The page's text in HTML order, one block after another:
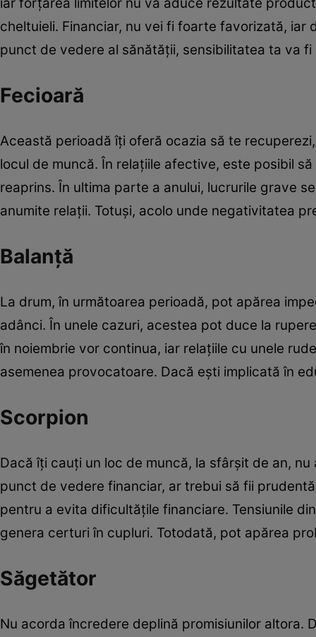
iar forțarea limitelor nu va aduce rezultate
cheltuieli. Financiar, nu vei fi foarte favorizată,
punct de vedere al sănătății, sensibilitatea ta va
Fecioară
Această perioadă îți oferă ocazia să te
locul de muncă. În relațiile afective, este posibil
reaprins. În ultima parte a anului, lucrurile grave
anumite relații. Totuși, acolo unde negativitatea
Balanță
La drum, în următoarea perioadă, pot apărea
adânci. În unele cazuri, acestea pot duce la
în noiembrie vor continua, iar relațiile cu unele
asemenea provocatoare. Dacă ești implicată în
Scorpion
Dacă îți cauți un loc de muncă, la sfârșit de an,
punct de vedere financiar, ar trebui să fii
pentru a evita dificultățile financiare. Tensiunile
genera certuri în cupluri. Totodată, pot apărea
Săgetător
Nu acorda încredere deplină promisiunilor